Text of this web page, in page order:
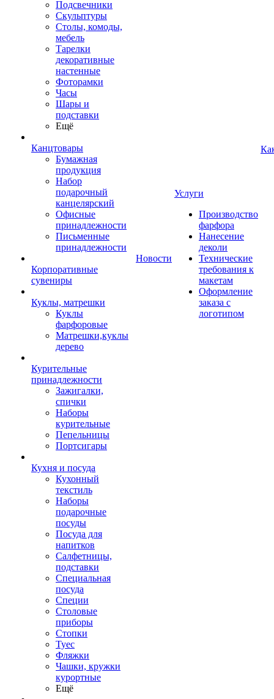
Подсвечники
Скульптуры
Столы, комоды,
мебель
Тарелки
декоративные
настенные
Фоторамки
Часы
Шары и
подставки
Ещё
Канцтовары
Бумажная
продукция
Набор
подарочный
канцелярский
Офисные
принадлежности
Письменные
принадлежности
Корпоративные
сувениры
Куклы, матрешки
Куклы
фарфоровые
Матрешки,куклы
дерево
Курительные
принадлежности
Зажигалки,
спички
Наборы
курительные
Пепельницы
Портсигары
Кухня и посуда
Кухонный
текстиль
Наборы
подарочные
посуды
Посуда для
напитков
Салфетницы,
подставки
Специальная
посуда
Специи
Столовые
приборы
Стопки
Туес
Фляжки
Чашки, кружки
курортные
Ещё
Новости
Услуги
Производство
фарфора
Нанесение
деколи
Технические
требования к
макетам
Оформление
заказа с
логотипом